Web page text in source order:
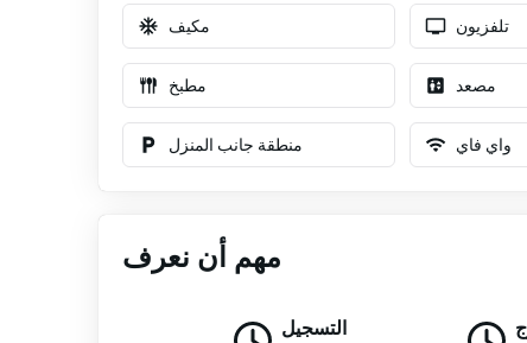
مكيف تلفزيون
مطبخ مصعد
منطقة جانب المنزل واي فاي
مهم أن نعرف
التسجيل